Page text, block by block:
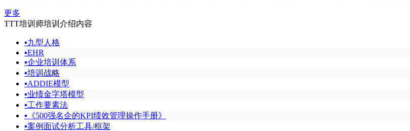
更多
TTT培训师培训介绍内容
▪九型人格
▪EHR
▪企业培训体系
▪培训战略
▪ADDIE模型
▪业绩金字塔模型
▪工作要素法
▪ 《500强名企的KPI绩效管理操作手册》
▪案例面试分析工具/框架